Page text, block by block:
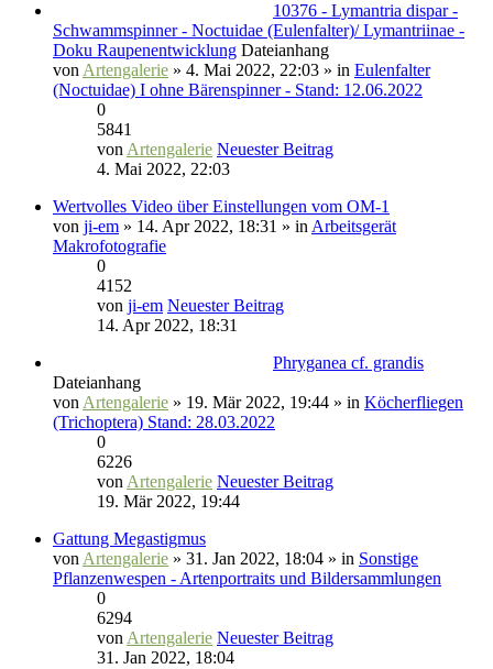
10376 - Lymantria dispar -
Schwammspinner - Noctuidae (Eulenfalter)/ Lymantriinae -
Doku Raupenentwicklung Dateianhang
von Artengalerie » 4. Mai 2022, 22:03 » in Eulenfalter
(Noctuidae) I ohne Bärenspinner - Stand: 12.06.2022
0
5841
von Artengalerie Neuester Beitrag
4. Mai 2022, 22:03
Wertvolles Video über Einstellungen vom OM-1
von ji-em » 14. Apr 2022, 18:31 » in Arbeitsgerät
Makrofotografie
0
4152
von ji-em Neuester Beitrag
14. Apr 2022, 18:31
Phryganea cf. grandis
Dateianhang
von Artengalerie » 19. Mär 2022, 19:44 » in Köcherfliegen
(Trichoptera) Stand: 28.03.2022
0
6226
von Artengalerie Neuester Beitrag
19. Mär 2022, 19:44
Gattung Megastigmus
von Artengalerie » 31. Jan 2022, 18:04 » in Sonstige
Pflanzenwespen - Artenportraits und Bildersammlungen
0
6294
von Artengalerie Neuester Beitrag
31. Jan 2022, 18:04